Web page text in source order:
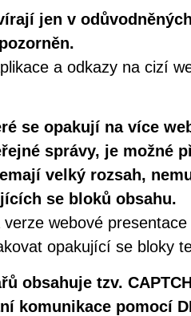
jen v
a odkazy na cizí
se opakují na více
správy, je možné
velký rozsah,
se bloků obsahu.
verze webové
opakující se bloky
obsahuje tzv.
komunikace pomocí